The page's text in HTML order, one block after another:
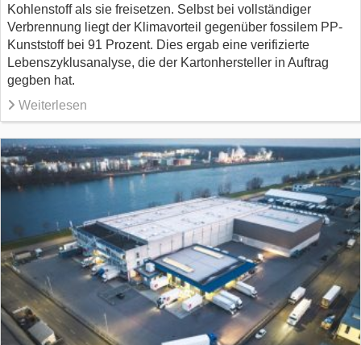
Kohlenstoff als sie freisetzen. Selbst bei vollständiger
Verbrennung liegt der Klimavorteil gegenüber fossilem PP-
Kunststoff bei 91 Prozent. Dies ergab eine verifizierte
Lebenszyklusanalyse, die der Kartonhersteller in Auftrag
gegben hat.
Weiterlesen